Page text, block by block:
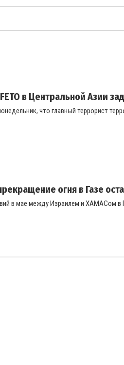
в Центральной Азии
что главный террорист
огня в Газе
в мае между Израилем и ХАМАСом в